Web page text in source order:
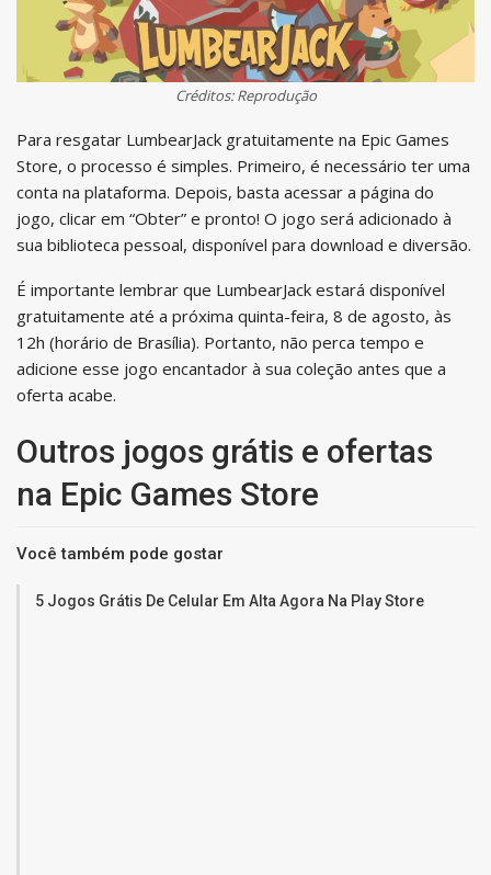
Créditos: Reprodução
Para resgatar LumbearJack gratuitamente na Epic Games
Store, o processo é simples. Primeiro, é necessário ter uma
conta na plataforma. Depois, basta acessar a página do
jogo, clicar em “Obter” e pronto! O jogo será adicionado à
sua biblioteca pessoal, disponível para download e diversão.
É importante lembrar que LumbearJack estará disponível
gratuitamente até a próxima quinta-feira, 8 de agosto, às
12h (horário de Brasília). Portanto, não perca tempo e
adicione esse jogo encantador à sua coleção antes que a
oferta acabe.
Outros jogos grátis e ofertas
na Epic Games Store
Você também pode gostar
5 Jogos Grátis De Celular Em Alta Agora Na Play Store